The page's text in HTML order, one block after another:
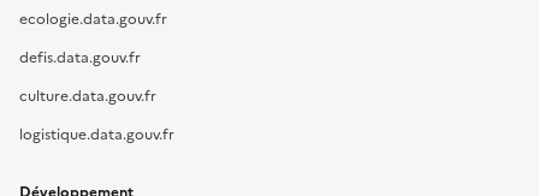
ecologie.data.gouv.fr
defis.data.gouv.fr
culture.data.gouv.fr
logistique.data.gouv.fr